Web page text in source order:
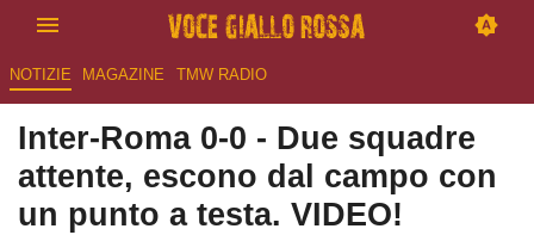
NOTIZIE MAGAZINE TMW RADIO
Inter-Roma 0-0 - Due squadre
attente, escono dal campo con
un punto a testa. VIDEO!